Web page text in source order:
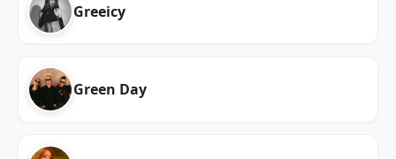
Greeicy
Green Day